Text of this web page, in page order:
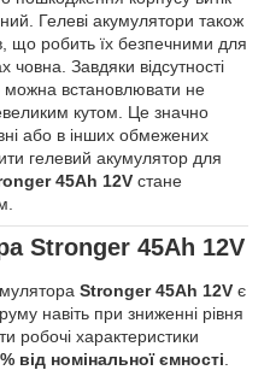
Гелеві акумулятори також
що робить їх безпечними для
човна. Завдяки відсутності
можна встановлювати не
кутом. Це значно
або в інших обмежених
гелевий акумулятор для
45Ah 12V стане
Stronger 45Ah 12V
Stronger 45Ah 12V є
навіть при зниженні рівня
робочі характеристики
від номінальної ємності